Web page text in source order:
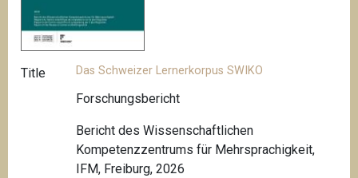
Title Das Schweizer Lernerkorpus SWIKO
Forschungsbericht
Bericht des Wissenschaftlichen
Kompetenzzentrums für Mehrsprachigkeit,
IFM, Freiburg, 2026